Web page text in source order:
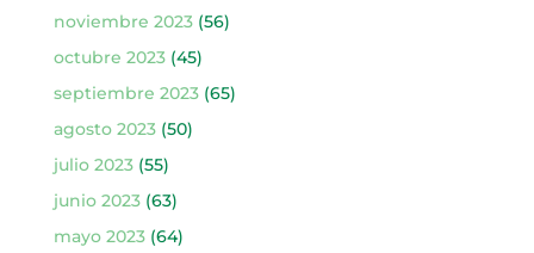
noviembre 2023(56)
octubre 2023(45)
septiembre 2023(65)
agosto 2023(50)
julio 2023(55)
junio 2023(63)
mayo 2023(64)